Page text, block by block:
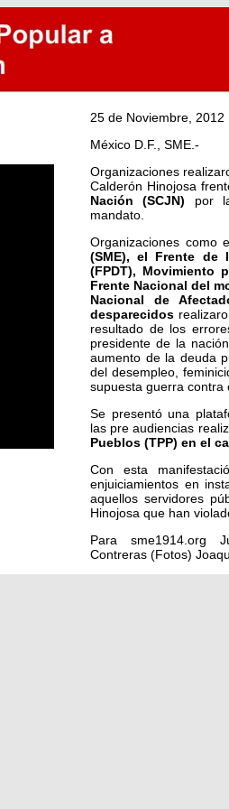
25 de Noviembre, 2012
México D.F., SME.-
Organizaciones
Calderón Hinojosa
Nación (SCJN) por
mandato.
Organizaciones como
(SME), el Frente de
(FPDT), Movimiento
Frente Nacional del
Nacional de
desparecidos
resultado de los
presidente de la
aumento de la deuda
del desempleo,
supuesta guerra contra
Se presentó una
las pre audiencias
Pueblos (TPP) en el
Con esta
enjuiciamientos en
aquellos servidores
Hinojosa que han
Para sme1914.org
Contreras (Fotos)